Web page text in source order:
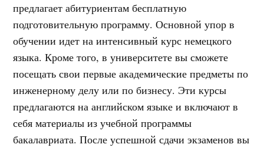
предлагает абитуриентам бесплатную
подготовительную программу. Основной упор в
обучении идет на интенсивный курс немецкого
языка.Кроме того, в университете вы сможете
посещать свои первые академические предметы по
инженерному делу или по бизнесу. Эти курсы
предлагаются на английском языке и включают в
себя материалы из учебной программы
бакалавриата.После успешной сдачи экзаменов вы